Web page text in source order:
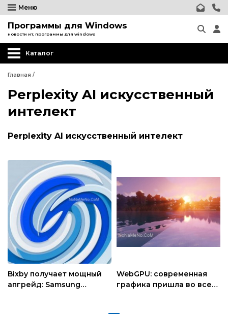
Меню
Программы для Windows
новости ит, программы для windows
Каталог
Главная /
Perplexity AI искусственный
интелект
Perplexity AI искусственный интелект
Bixby получает мощный
апгрейд: Samsung
WebGPU: современная
графика пришла во все